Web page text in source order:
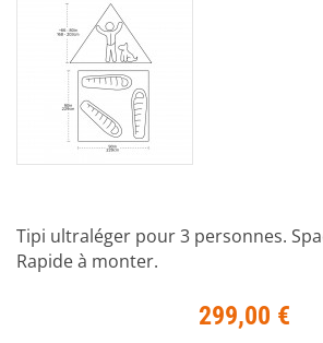
Tipi ultraléger pour 3 personnes.
Rapide à monter.
299,00 €